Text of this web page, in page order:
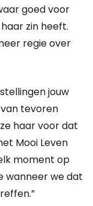
goed voor
zin heeft.
regie over
jouw
tevoren
haar voor dat
Mooi Leven
moment op
wanneer we dat